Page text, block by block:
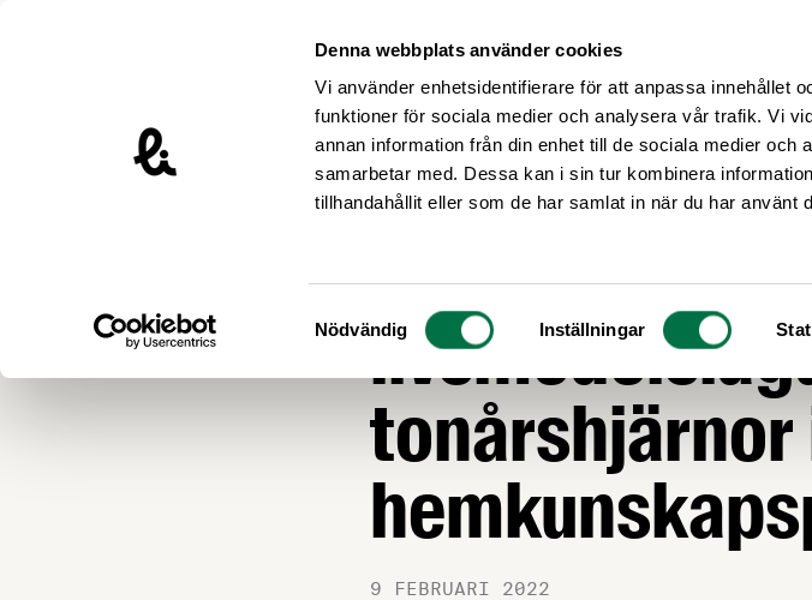
Denna webbplats använder cookies
Vi använder enhetsidentifierare för att anpassa innehållet
funktioner för sociala medier och analysera vår trafik. Vi
annan information från din enhet till de sociala medier och
samarbetar med. Dessa kan i sin tur kombinera
tillhandahållit eller som de har samlat in när du har använt
Samtyckesval
Nödvändig Inställningar
Livsmedelsföretagen – till startsidan
Nyheter
Ätstörningar,
tonårshjärnor
9 FEBRUARI 2022